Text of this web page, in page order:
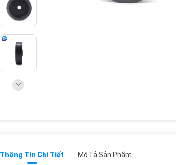
Thông Tin Chi Tiết Mô Tả Sản Phẩm